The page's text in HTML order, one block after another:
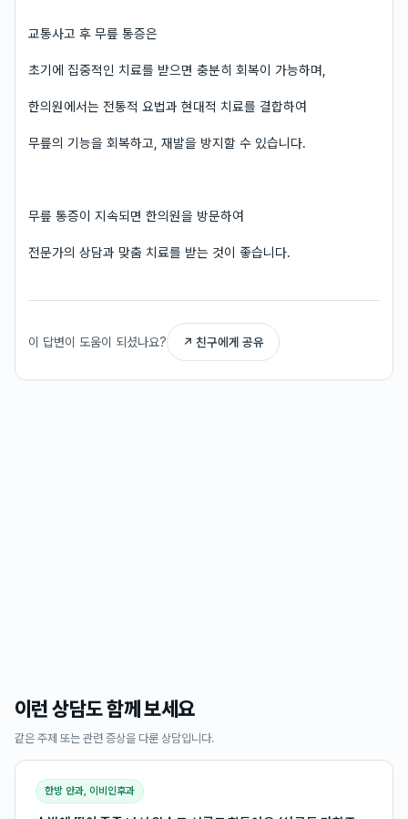
교통사고 후 무릎 통증은
초기에 집중적인 치료를 받으면 충분히 회복이 가능하며,
한의원에서는 전통적 요법과 현대적 치료를 결합하여
무릎의 기능을 회복하고, 재발을 방지할 수 있습니다.
무릎 통증이 지속되면 한의원을 방문하여
전문가의 상담과 맞춤 치료를 받는 것이 좋습니다.
이 답변이 도움이 되셨나요? ↗ 친구에게 공유
이런 상담도 함께 보세요
같은 주제 또는 관련 증상을 다룬 상담입니다.
한방 안과, 이비인후과